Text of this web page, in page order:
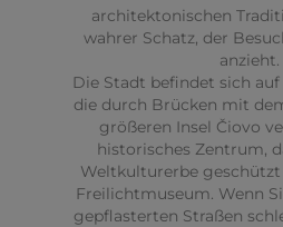
architektonischen
wahrer Schatz, der
anzieht.
Die Stadt befindet sich auf
die durch Brücken mit
größeren Insel Čiovo
historisches Zentrum,
Weltkulturerbe
Freilichtmuseum. Wenn
gepflasterten Straßen